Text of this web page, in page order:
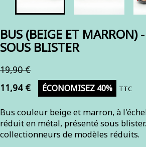
BUS (BEIGE ET MARRON)
SOUS BLISTER
19,90 €
11,94 €
ÉCONOMISEZ 40% TTC
Bus couleur beige et marron, à
réduit en métal, présenté sous
collectionneurs de modèles réduits.